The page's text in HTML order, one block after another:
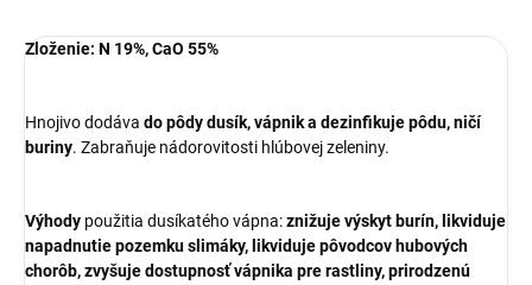
Zloženie: N 19%, CaO 55%
Hnojivo dodáva do pôdy dusík, vápnik a dezinfikuje pôdu, ničí
buriny. Zabraňuje nádorovitosti hlúbovej zeleniny.
Výhody použitia dusíkatého vápna:znižuje výskyt burín, likviduje
napadnutie pozemku slimáky, likviduje pôvodcov hubových
chorôb, zvyšuje dostupnosť vápnika pre rastliny, prirodzenú